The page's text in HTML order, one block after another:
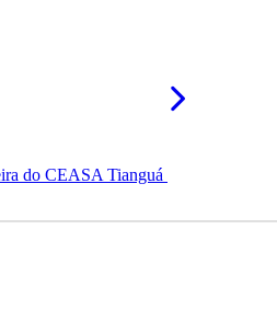
do CEASA Tianguá